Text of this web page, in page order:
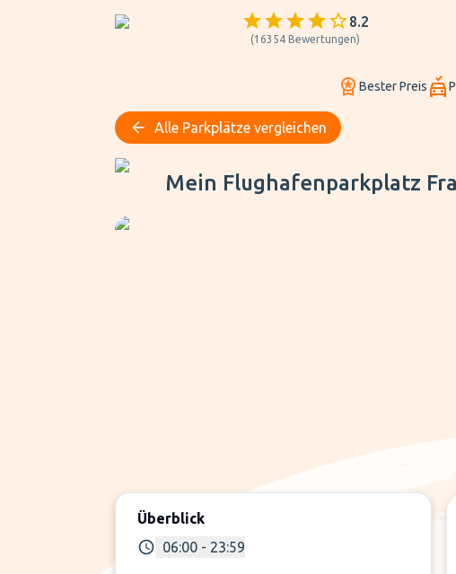
8.2
(16354 Bewertungen)
Bester Preis
Alle Parkplätze vergleichen
Mein Flughafenparkplatz Frankfurt P2
Mein Flughafenparkplatz
Überblick
06:00 - 23:59